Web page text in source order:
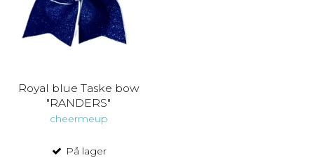
Royal blue Taske bow
"RANDERS"
cheermeup
På lager